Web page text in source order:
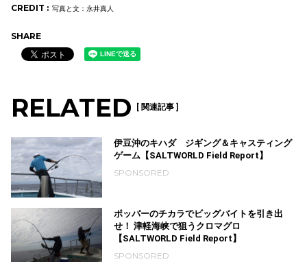
CREDIT : 写真と文：永井真人
SHARE
RELATED [ 関連記事 ]
伊豆沖のキハダ ジギング＆キャスティング
ゲーム【SALTWORLD Field Report】
SPONSORED
ポッパーのチカラでビッグバイトを引き出
せ！ 津軽海峡で狙うクロマグロ
【SALTWORLD Field Report】
SPONSORED